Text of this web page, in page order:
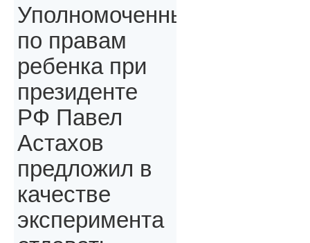
Уполномоченный
по правам
ребенка при
президенте
РФ Павел
Астахов
предложил в
качестве
эксперимента